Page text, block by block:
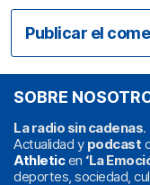
SOBRE
La radio sin cadenas.
Actualidad y podcast
Athleticen ‘La
deportes, sociedad,